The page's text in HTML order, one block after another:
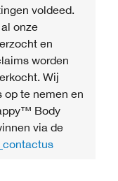
voldeed.
onze
en
worden
Wij
op te nemen en
Body
via de